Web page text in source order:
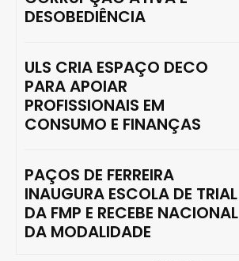
DESOBEDIÊNCIA
ULS CRIA ESPAÇO DECO
PARA APOIAR
PROFISSIONAIS EM
CONSUMO E FINANÇAS
PAÇOS DE FERREIRA
INAUGURA ESCOLA DE TRIAL
DA FMP E RECEBE NACIONAL
DA MODALIDADE